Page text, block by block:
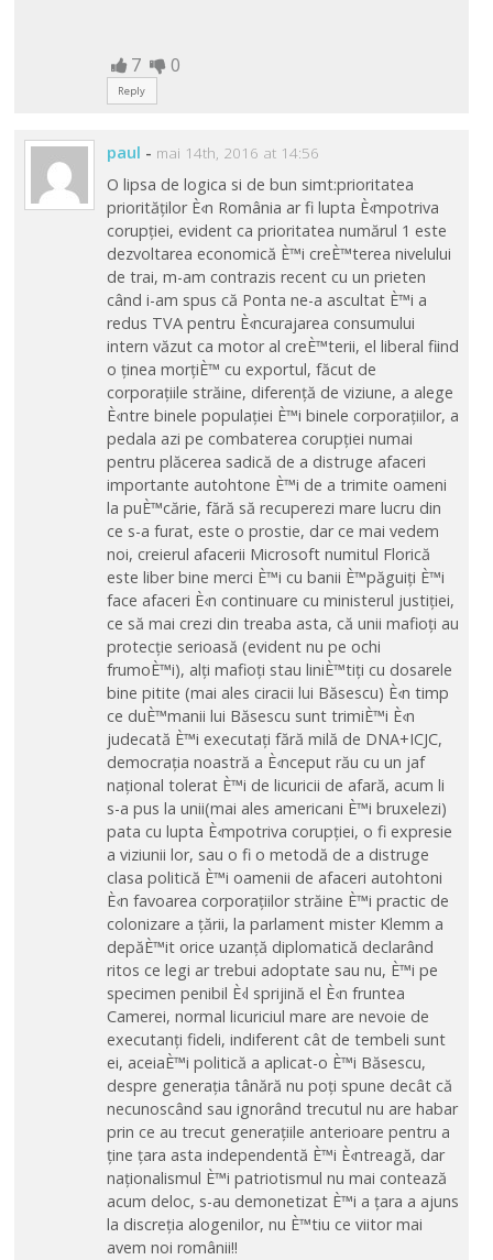
7 0
Reply
paul - mai 14th, 2016 at 14:56
O lipsa de logica si de bun simt:prioritatea
priorităților È‹n România ar fi lupta È‹mpotriva
corupției, evident ca prioritatea numărul 1 este
dezvoltarea economică È™i creÈ™terea nivelului
de trai, m-am contrazis recent cu un prieten
când i-am spus că Ponta ne-a ascultat È™i a
redus TVA pentru È‹ncurajarea consumului
intern văzut ca motor al creÈ™terii, el liberal fiind
o ținea morțiÈ™ cu exportul, făcut de
corporațiile străine, diferență de viziune, a alege
È‹ntre binele populației È™i binele corporațiilor, a
pedala azi pe combaterea corupției numai
pentru plăcerea sadică de a distruge afaceri
importante autohtone È™i de a trimite oameni
la puÈ™cărie, fără să recuperezi mare lucru din
ce s-a furat, este o prostie, dar ce mai vedem
noi, creierul afacerii Microsoft numitul Florică
este liber bine merci È™i cu banii È™păguiți È™i
face afaceri È‹n continuare cu ministerul justiției,
ce să mai crezi din treaba asta, că unii mafioți au
protecție serioasă (evident nu pe ochi
frumoÈ™i), alți mafioți stau liniÈ™tiți cu dosarele
bine pitite (mai ales ciracii lui Băsescu) È‹n timp
ce duÈ™manii lui Băsescu sunt trimiÈ™i È‹n
judecată È™i executați fără milă de DNA+ICJC,
democrația noastră a È‹nceput rău cu un jaf
național tolerat È™i de licuricii de afară, acum li
s-a pus la unii(mai ales americani È™i bruxelezi)
pata cu lupta È‹mpotriva corupției, o fi expresie
a viziunii lor, sau o fi o metodă de a distruge
clasa politică È™i oamenii de afaceri autohtoni
È‹n favoarea corporațiilor străine È™i practic de
colonizare a țării, la parlament mister Klemm a
depăÈ™it orice uzanță diplomatică declarând
ritos ce legi ar trebui adoptate sau nu, È™i pe
specimen penibil È‹l sprijină el È‹n fruntea
Camerei, normal licuriciul mare are nevoie de
executanți fideli, indiferent cât de tembeli sunt
ei, aceiaÈ™i politică a aplicat-o È™i Băsescu,
despre generația tânără nu poți spune decât că
necunoscând sau ignorând trecutul nu are habar
prin ce au trecut generațiile anterioare pentru a
ține țara asta independentă È™i È‹ntreagă, dar
naționalismul È™i patriotismul nu mai contează
acum deloc, s-au demonetizat È™i a țara a ajuns
la discreția alogenilor, nu È™tiu ce viitor mai
avem noi românii!!